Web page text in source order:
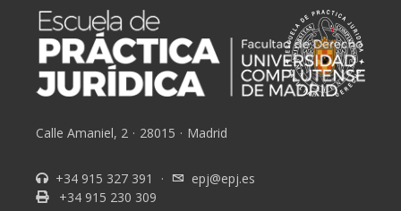
Calle Amaniel, 2 · 28015 · Madrid
+34 915 327 391 ·
epj@epj.es
+34 915 230 309